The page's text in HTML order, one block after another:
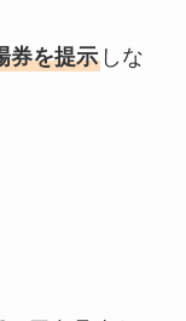
券を提示しな